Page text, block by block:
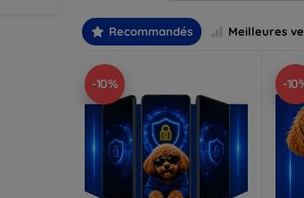
Recommandés Meilleures
-10% -